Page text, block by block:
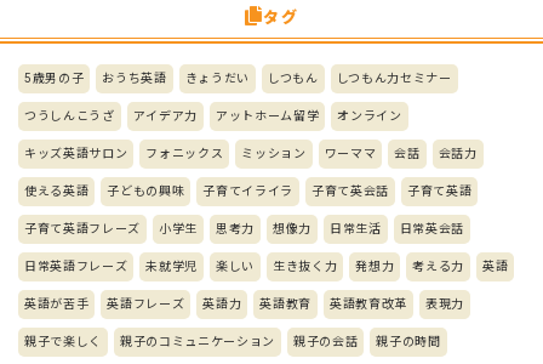
タグ
5歳男の子 おうち英語 きょうだい しつもん しつもん力セミナー
つうしんこうざ アイデア力 アットホーム留学 オンライン
キッズ英語サロン フォニックス ミッション ワーママ 会話 会話力
使える英語 子どもの興味 子育てイライラ 子育て英会話 子育て英語
子育て英語フレーズ 小学生 思考力 想像力 日常生活 日常英会話
日常英語フレーズ 未就学児 楽しい 生き抜く力 発想力 考える力 英語
英語が苦手 英語フレーズ 英語力 英語教育 英語教育改革 表現力
親子で楽しく 親子のコミュニケーション 親子の会話 親子の時間